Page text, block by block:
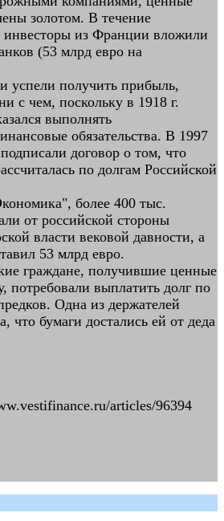
золотом. В течение
из Франции вложили
(53 млрд евро на
успели получить прибыль,
с чем, поскольку в 1918 г.
выполнять
обязательства. В 1997
договор о том, что
по долгам Российской
более 400 тыс.
от российской стороны
власти вековой давности, а
53 млрд евро.
граждане, получившие ценные
потребовали выплатить долг по
Одна из держателей
что бумаги достались ей от деда
articles/96394